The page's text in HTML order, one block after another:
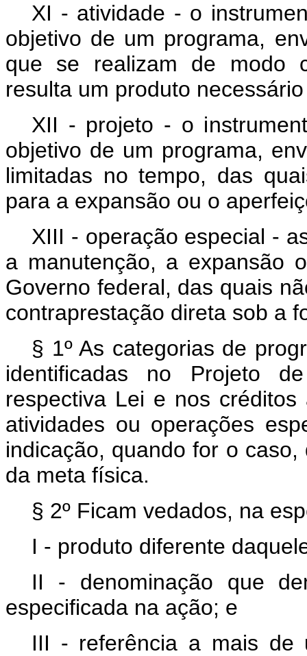
XI - atividade - o
objetivo de um programa,
que se realizam de modo
resulta um produto
XII - projeto - o
objetivo de um programa,
limitadas no tempo, das
para a expansão ou o
XIII - operação especial -
a manutenção, a expansão
Governo federal, das quais
contraprestação direta sob a
§ 1º As categorias de
identificadas no Projeto
respectiva Lei e nos
atividades ou operações
indicação, quando for o
da meta física.
§ 2º Ficam vedados, na
I - produto diferente
II - denominação que
especificada na ação; e
III - referência a mais de